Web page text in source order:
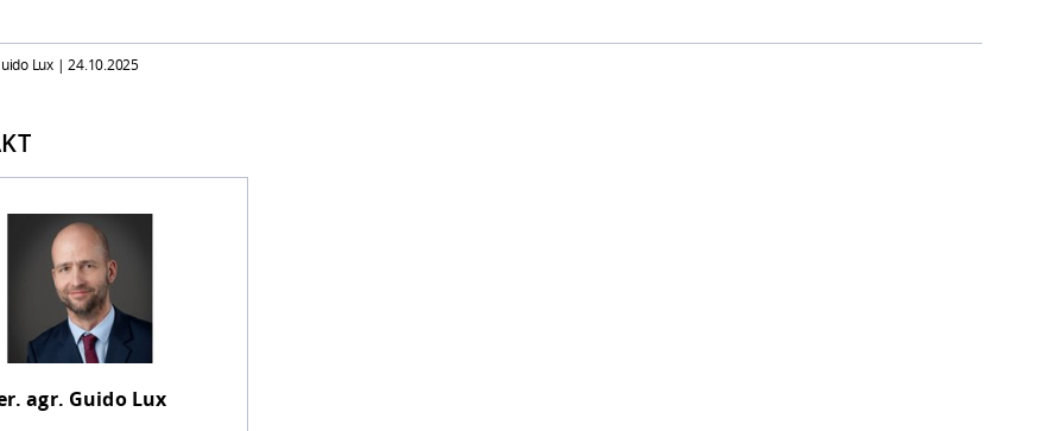
Lux | 24.10.2025
agr. Guido Lux